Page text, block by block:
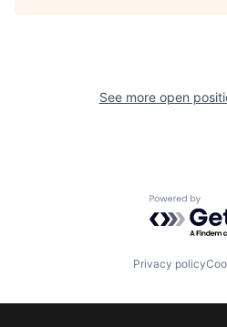
See more open
Powered
Privacy policy